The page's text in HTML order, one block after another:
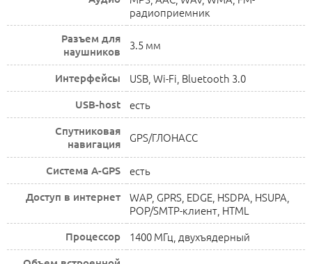
радиоприемник
Разъем для
наушников
3.5 мм
Интерфейсы USB, Wi-Fi, Bluetooth 3.0
USB-host есть
Спутниковая
навигация
GPS/ГЛОНАСС
Cистема A-GPS есть
Доступ в интернет
WAP, GPRS, EDGE, HSDPA, HSUPA,
POP/SMTP-клиент, HTML
Процессор 1400 МГц, двухъядерный